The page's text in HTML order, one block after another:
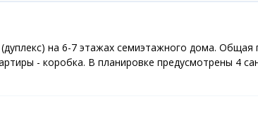
на 6-7 этажах семиэтажного дома. Общая
- коробка. В планировке предусмотрены 4